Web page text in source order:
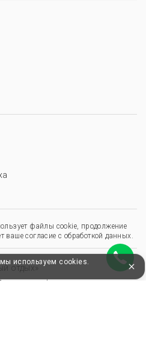
файлы cookie, продолжение
ваше согласие с обработкой данных.
отдых»
конфиденциальности ,
мы используем cookies.